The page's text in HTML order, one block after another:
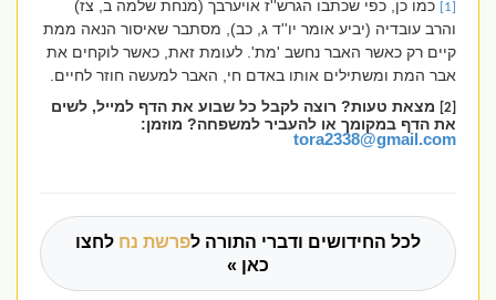
כמו כן, כפי שכתבו הגרש''ז אויערבך (מנחת שלמה ב, צז)
והרב עובדיה (יביע אומר יו''ד ג, כב), מסתבר שאיסור הנאה ממת
קיים רק כאשר האבר נחשב 'מת'. לעומת זאת, כאשר לוקחים את
אבר המת ומשתילים אותו באדם חי, האבר למעשה חוזר לחיים.
מצאת טעות? רוצה לקבל כל שבוע את הדף למייל, לשים
את הדף במקומך או להעביר למשפחה? מוזמן:
tora2338@gmail.com
לכל החידושים ודברי התורה לפרשת נחלחצו
כאן »